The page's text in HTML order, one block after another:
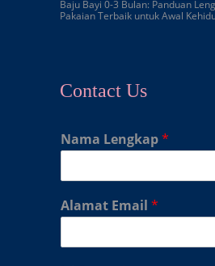
Baju Bayi 0-3 Bulan: Panduan
Pakaian Terbaik untuk Awal
Contact Us
Nama Lengkap*
Alamat Email *